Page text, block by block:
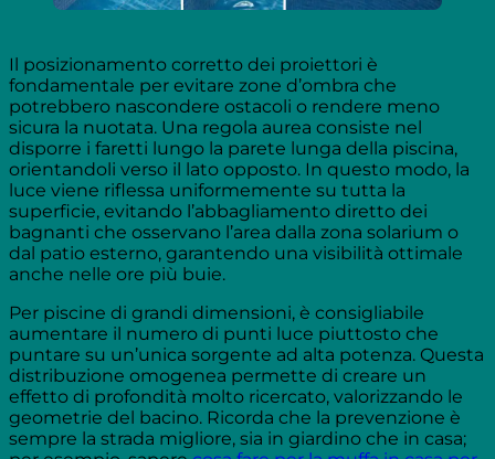
Il posizionamento corretto dei proiettori è
fondamentale per evitare zone d’ombra che
potrebbero nascondere ostacoli o rendere meno
sicura la nuotata. Una regola aurea consiste nel
disporre i faretti lungo la parete lunga della piscina,
orientandoli verso il lato opposto. In questo modo, la
luce viene riflessa uniformemente su tutta la
superficie, evitando l’abbagliamento diretto dei
bagnanti che osservano l’area dalla zona solarium o
dal patio esterno, garantendo una visibilità ottimale
anche nelle ore più buie.
Per piscine di grandi dimensioni, è consigliabile
aumentare il numero di punti luce piuttosto che
puntare su un’unica sorgente ad alta potenza. Questa
distribuzione omogenea permette di creare un
effetto di profondità molto ricercato, valorizzando le
geometrie del bacino. Ricorda che la prevenzione è
sempre la strada migliore, sia in giardino che in casa;